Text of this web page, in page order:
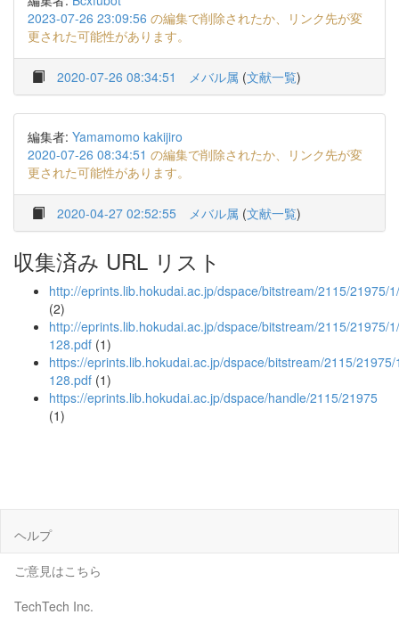
2023-07-26 23:09:56 の編集で削除されたか、リンク先が変
更された可能性があります。
2020-07-26 08:34:51 メバル属 (文献一覧)
編集者: Yamamomo kakijiro
2020-07-26 08:34:51 の編集で削除されたか、リンク先が変
更された可能性があります。
2020-04-27 02:52:55 メバル属 (文献一覧)
収集済み URL リスト
http://eprints.lib.hokudai.ac.jp/dspace/bitstream/2115/21975/
(2)
http://eprints.lib.hokudai.ac.jp/dspace/bitstream/2115/21975/
128.pdf (1)
https://eprints.lib.hokudai.ac.jp/dspace/bitstream/2115/
128.pdf (1)
https://eprints.lib.hokudai.ac.jp/dspace/handle/2115/21975
(1)
ヘルプ
ご意見はこちら
TechTech Inc.